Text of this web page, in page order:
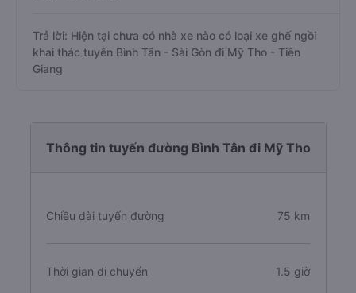
Trả lời: Hiện tại chưa có nhà xe nào có loại xe ghế ngồi
khai thác tuyến Bình Tân - Sài Gòn đi Mỹ Tho - Tiền
Giang
Thông tin tuyến đường Bình Tân đi Mỹ Tho
Chiều dài tuyến đường 75 km
Thời gian di chuyển 1.5 giờ